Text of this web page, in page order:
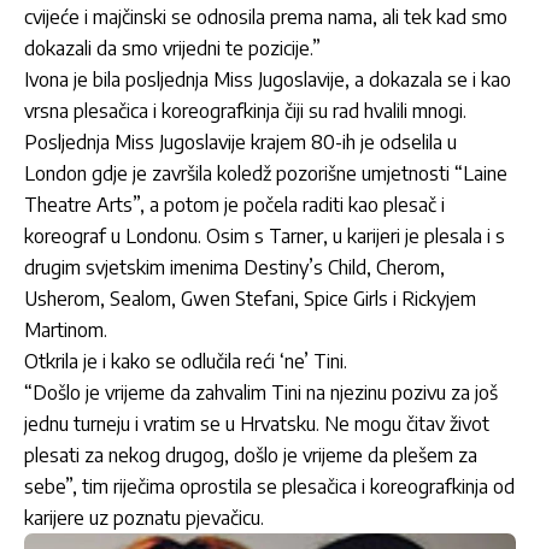
cvijeće i majčinski se odnosila prema nama, ali tek kad smo
dokazali da smo vrijedni te pozicije.”
Ivona je bila posljednja Miss Jugoslavije, a dokazala se i kao
vrsna plesačica i koreografkinja čiji su rad hvalili mnogi.
Posljednja Miss Jugoslavije krajem 80-ih je odselila u
London gdje je završila koledž pozorišne umjetnosti “Laine
Theatre Arts”, a potom je počela raditi kao plesač i
koreograf u Londonu. Osim s Tarner, u karijeri je plesala i s
drugim svjetskim imenima Destiny’s Child, Cherom,
Usherom, Sealom, Gwen Stefani, Spice Girls i Rickyjem
Martinom.
Otkrila je i kako se odlučila reći ‘ne’ Tini.
“Došlo je vrijeme da zahvalim Tini na njezinu pozivu za još
jednu turneju i vratim se u Hrvatsku. Ne mogu čitav život
plesati za nekog drugog, došlo je vrijeme da plešem za
sebe”, tim riječima oprostila se plesačica i koreografkinja od
karijere uz poznatu pjevačicu.